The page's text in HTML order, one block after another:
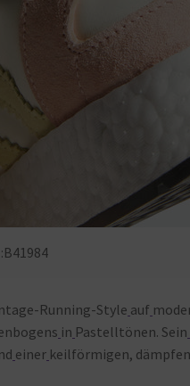
Running-Style auf
in Pastelltönen. Sein
einer keilförmigen,